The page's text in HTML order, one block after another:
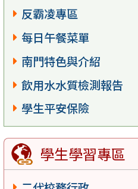
反霸凌專區
每日午餐菜單
南門特色與介紹
飲用水水質檢測報告
學生平安保險
學生學習專區